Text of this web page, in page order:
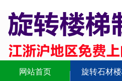
网站首页 旋转石材